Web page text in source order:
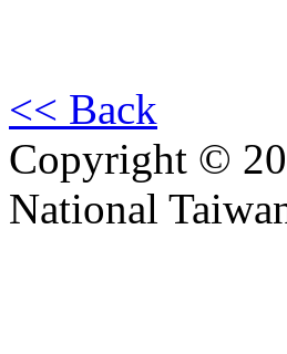
<< Back
Copyright ©
National